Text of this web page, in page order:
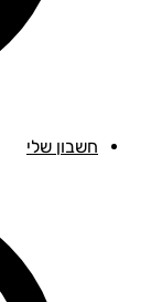
חשבון שלי